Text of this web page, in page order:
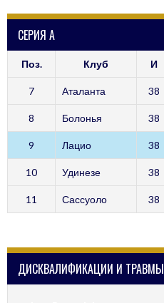
СЕРИЯ А
Поз. Клуб И
7 Аталанта 38
8 Болонья 38
9 Лацио 38
10 Удинезе 38
11 Сассуоло 38
ДИСКВАЛИФИКАЦИИ И ТРАВМЫ